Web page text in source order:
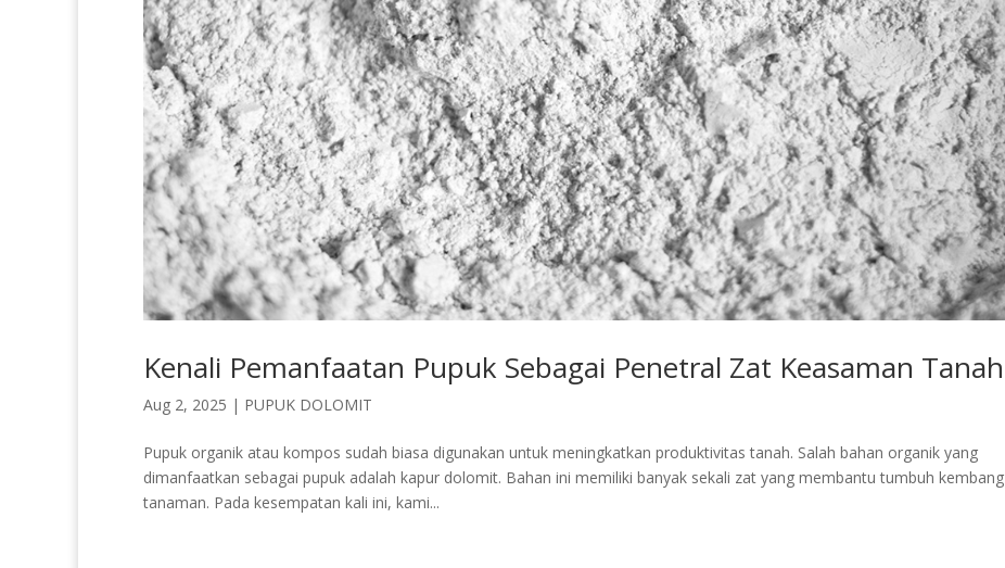
Kenali Pemanfaatan Pupuk Sebagai Penetral Zat Keasaman Tanah
Aug 2, 2025 | PUPUK DOLOMIT
Pupuk organik atau kompos sudah biasa digunakan untuk meningkatkan produktivitas tanah. Salah bahan organik yang
dimanfaatkan sebagai pupuk adalah kapur dolomit. Bahan ini memiliki banyak sekali zat yang membantu tumbuh kembang
tanaman. Pada kesempatan kali ini, kami...